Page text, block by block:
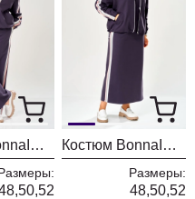
Костюм BonnaImage 1066/1 серо-фиолетовый Костюм BonnaImage 1065/1 серо-фиолетовый
Размеры:
48,50,52